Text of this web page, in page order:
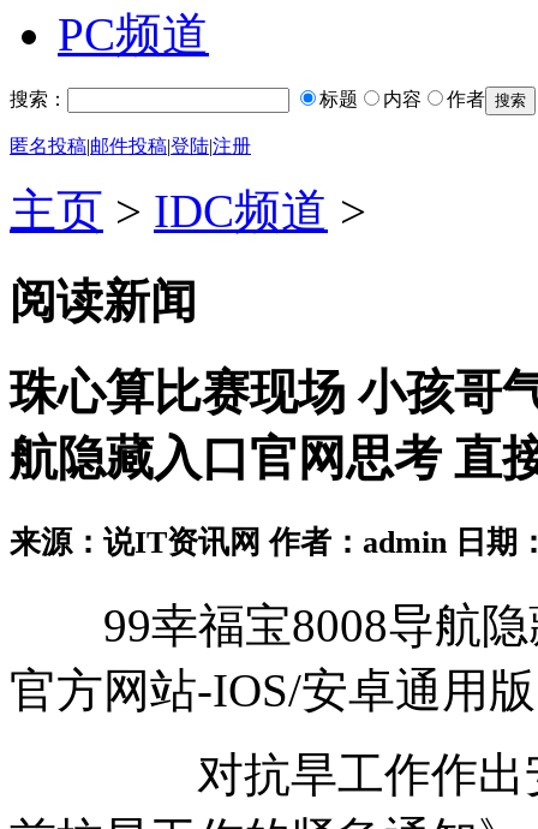
PC频道
搜索： 标题 内容 作者
匿名投稿|邮件投稿|登陆|注册
主页 > IDC频道 >
阅读新闻
珠心算比赛现场 小孩哥
航隐藏入口官网思考 直
来源：说IT资讯网 作者：admin 日期
99幸福宝8008导航隐
官方网站-IOS/安卓通用版
对抗旱工作作出安